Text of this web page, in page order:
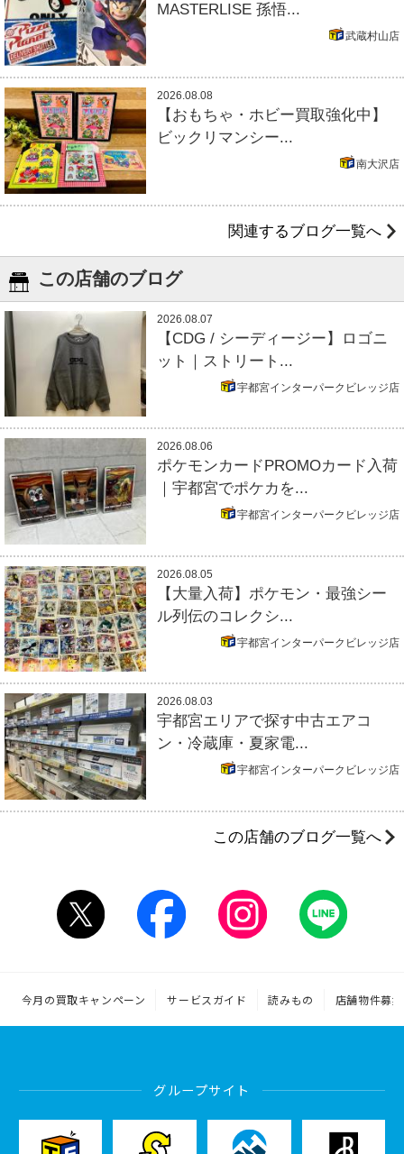
MASTERLISE 孫悟...
武蔵村山店
2026.08.08
【おもちゃ・ホビー買取強化中】
ビックリマンシー...
南大沢店
関連するブログ一覧へ
この店舗のブログ
2026.08.07
【CDG / シーディージー】ロゴニ
ット｜ストリート...
宇都宮インターパークビレッジ店
2026.08.06
ポケモンカードPROMOカード入荷
｜宇都宮でポケカを...
宇都宮インターパークビレッジ店
2026.08.05
【大量入荷】ポケモン・最強シー
ル列伝のコレクシ...
宇都宮インターパークビレッジ店
2026.08.03
宇都宮エリアで探す中古エアコ
ン・冷蔵庫・夏家電...
宇都宮インターパークビレッジ店
この店舗のブログ一覧へ
今月の買取キャンペーン サービスガイド 読みもの 店舗物件募集
グループサイト